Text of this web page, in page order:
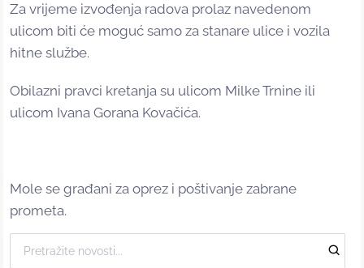
Za vrijeme izvođenja radova prolaz navedenom
ulicom biti će moguć samo za stanare ulice i vozila
hitne službe.
Obilazni pravci kretanja su ulicom Milke Trnine ili
ulicom Ivana Gorana Kovačića.
Mole se građani za oprez i poštivanje zabrane
prometa.